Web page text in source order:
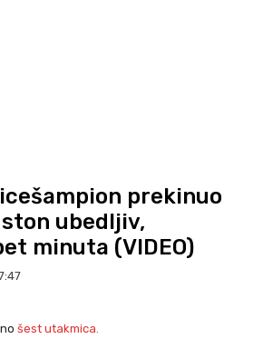
prekinuo
ubedljiv,
minuta (VIDEO)
šest utakmica.